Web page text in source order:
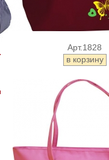
Арт.1828